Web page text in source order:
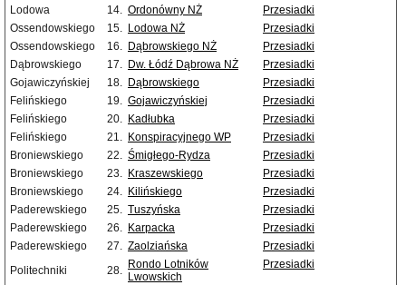
Lodowa
14. Ordonówny NŻ
Przesiadki
Ossendowskiego
15. Lodowa NŻ
Przesiadki
Ossendowskiego
16. Dąbrowskiego NŻ
Przesiadki
Dąbrowskiego
17. Dw. Łódź Dąbrowa NŻ
Przesiadki
Gojawiczyńskiej
18. Dąbrowskiego
Przesiadki
Felińskiego
19. Gojawiczyńskiej
Przesiadki
Felińskiego
20. Kadłubka
Przesiadki
Felińskiego
21. Konspiracyjnego WP
Przesiadki
Broniewskiego
22. Śmigłego-Rydza
Przesiadki
Broniewskiego
23. Kraszewskiego
Przesiadki
Broniewskiego
24. Kilińskiego
Przesiadki
Paderewskiego
25. Tuszyńska
Przesiadki
Paderewskiego
26. Karpacka
Przesiadki
Paderewskiego
27. Zaolziańska
Przesiadki
Politechniki
28. Rondo Lotników
Lwowskich
Przesiadki